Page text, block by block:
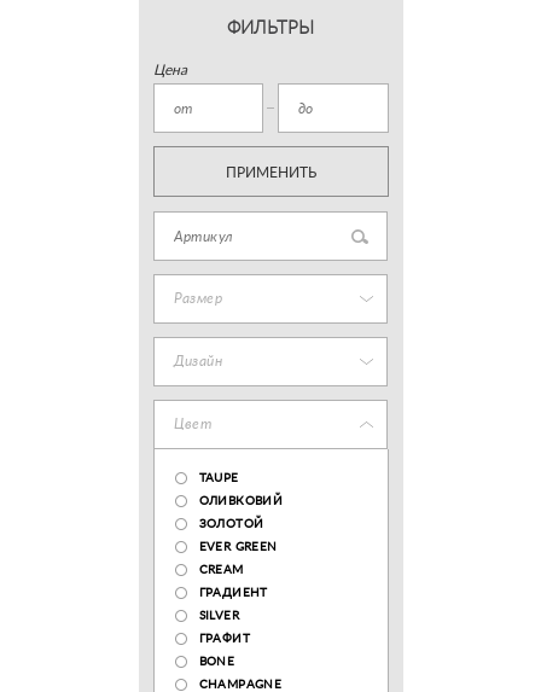
ФИЛЬТРЫ
Цена
ПРИМЕНИТЬ
Размер
Дизайн
Цвет
TAUPE
ОЛИВКОВИЙ
ЗОЛОТОЙ
EVER GREEN
CREAM
ГРАДИЕНТ
SILVER
ГРАФИТ
BONE
CHAMPAGNE